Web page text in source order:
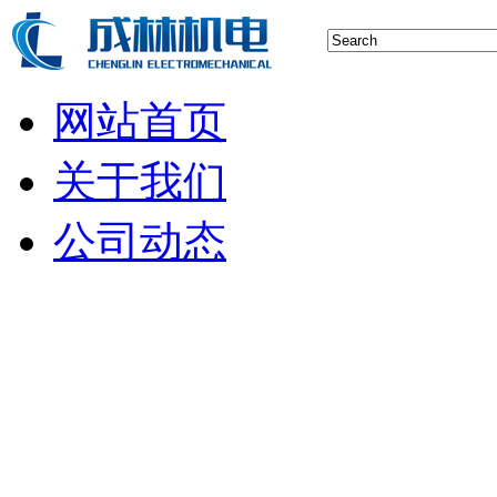
网站首页
关于我们
公司动态